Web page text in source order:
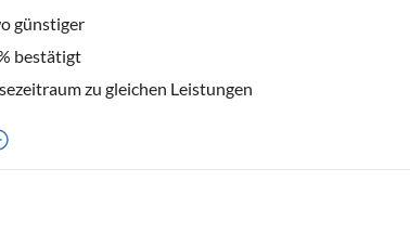
günstiger
bestätigt
zu gleichen Leistungen